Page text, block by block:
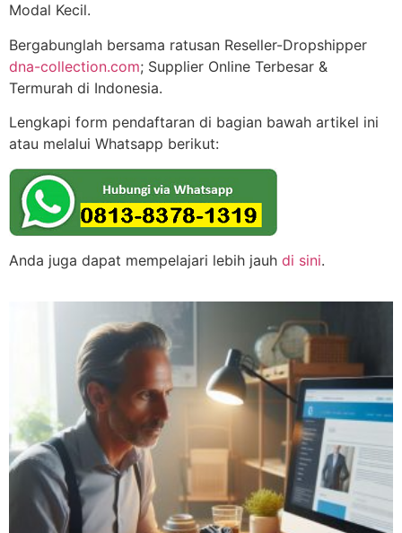
Modal Kecil.
Bergabunglah bersama ratusan Reseller-Dropshipper
dna-collection.com; Supplier Online Terbesar &
Termurah di Indonesia.
Lengkapi form pendaftaran di bagian bawah artikel ini
atau melalui Whatsapp berikut:
Anda juga dapat mempelajari lebih jauh di sini.